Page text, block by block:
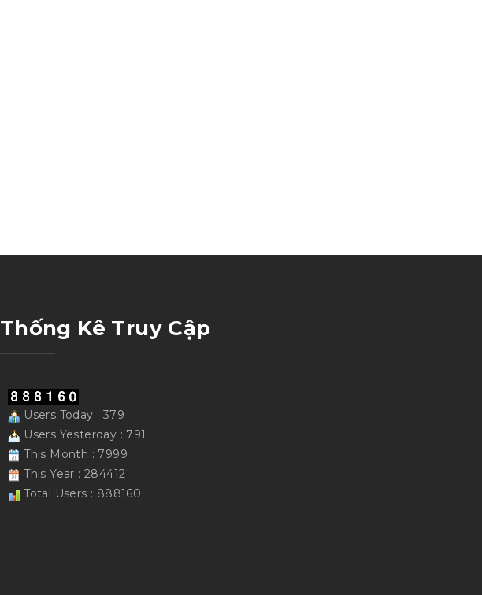
Thống Kê Truy Cập
Users Today : 379
Users Yesterday : 791
This Month : 7999
This Year : 284412
Total Users : 888160